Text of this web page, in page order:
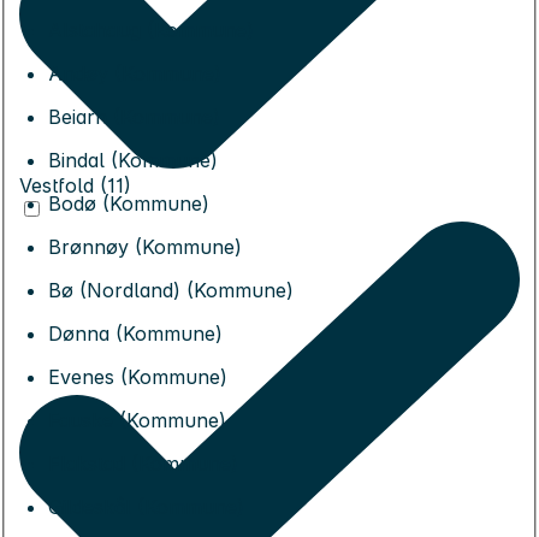
Alstahaug (Kommune)
Andøy (Kommune)
Beiarn (Kommune)
Bindal (Kommune)
Bodø (Kommune)
Brønnøy (Kommune)
Bø (Nordland) (Kommune)
Dønna (Kommune)
Evenes (Kommune)
Fauske (Kommune)
Flakstad (Kommune)
Gildeskål (Kommune)
Vestfold (11)